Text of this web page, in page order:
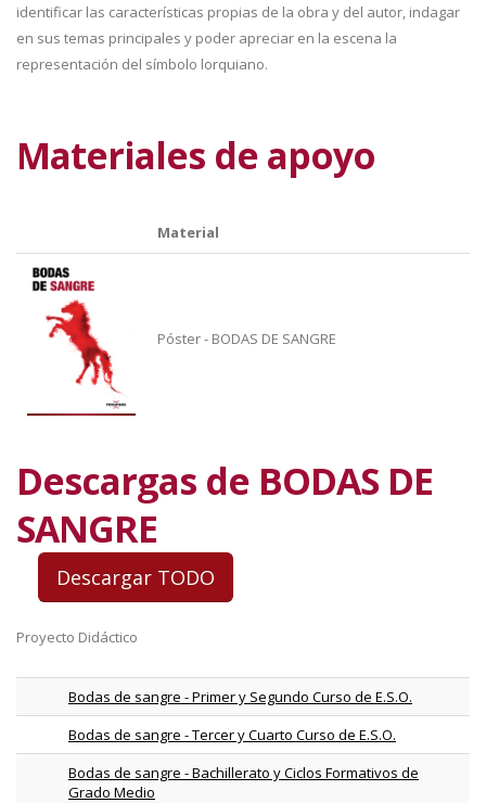
identificar las características propias de la obra y del autor, indagar
en sus temas principales y poder apreciar en la escena la
representación del símbolo lorquiano.
Materiales de apoyo
Material
Póster - BODAS DE SANGRE
Descargas de BODAS DE
SANGRE
Proyecto Didáctico
Bodas de sangre - Primer y Segundo Curso de E.S.O.
Bodas de sangre - Tercer y Cuarto Curso de E.S.O.
Bodas de sangre - Bachillerato y Ciclos Formativos de
Grado Medio